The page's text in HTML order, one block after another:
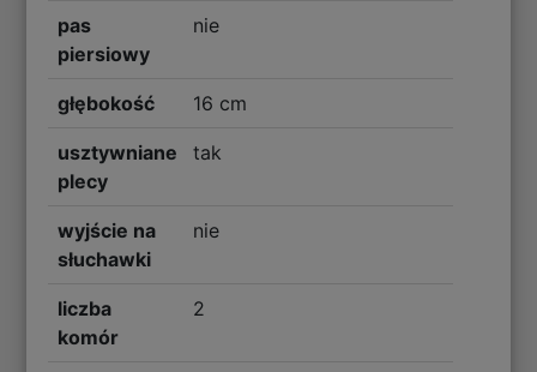
pas
piersiowy
nie
głębokość 16 cm
usztywniane
plecy
tak
wyjście na
słuchawki
nie
liczba
komór
2